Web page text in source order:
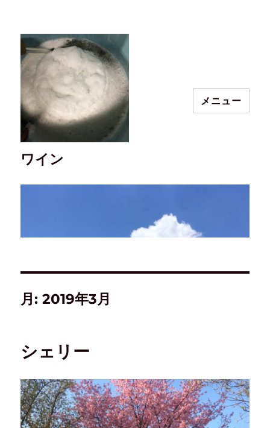
ワイン
メニュー
月:2019年3月
シェリー